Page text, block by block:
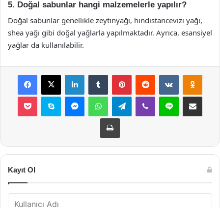
5. Doğal sabunlar hangi malzemelerle yapılır?
Doğal sabunlar genellikle zeytinyağı, hindistancevizi yağı,
shea yağı gibi doğal yağlarla yapılmaktadır. Ayrıca, esansiyel
yağlar da kullanılabilir.
Facebook
X LinkedInTumblr PinterestReddit VKontakte
Pocket Skype MessengerWhatsAppTelegramViber Line E-Posta ile
Yazdır
Kayıt Ol